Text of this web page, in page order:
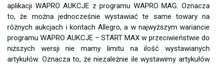
aplikacji WAPRO AUKCJE z programu WAPRO MAG. Oznacza
to, że można jednocześnie wystawiać te same towary na
różnych aukcjach i kontach Allegro, a w najwyższym wariancie
programu WAPRO AUKCJE – START MAX w przeciwieństwie do
niższych wersji nie mamy limitu na ilość wystawianych
artykułów. Oznacza to, że niezależnie ile wystawimy artykułów